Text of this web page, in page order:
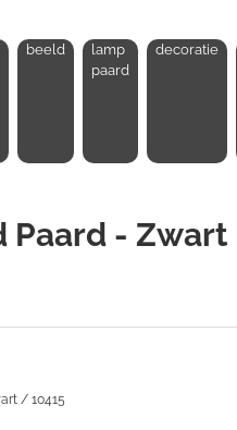
beeld
lamp
paard
decoratie
Paard - Zwart
/ 10415